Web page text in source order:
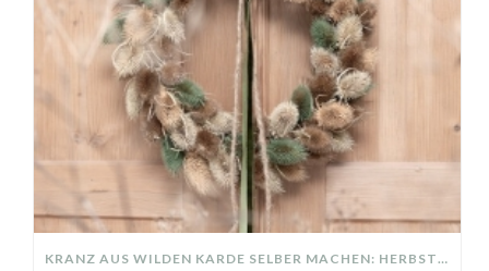
KRANZ AUS WILDEN KARDE SELBER MACHEN: HERBSTDEKO GANZ EINFACH